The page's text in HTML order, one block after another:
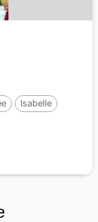
Isabelle